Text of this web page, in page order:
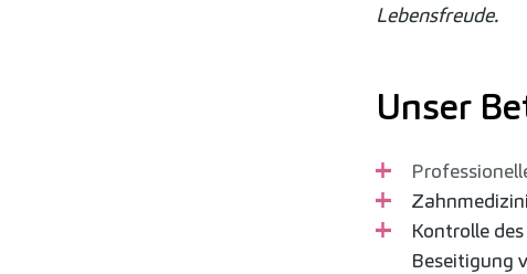
Lebensfreude.
Unser
Kontrolle des
Beseitigung